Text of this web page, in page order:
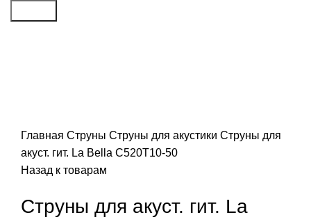
Главная Струны Струны для акустики Струны для
акуст. гит. La Bella C520T10-50
Назад к товарам
Струны для акуст. гит. La